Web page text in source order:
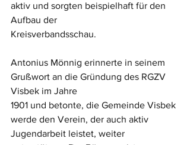
aktiv und sorgten beispielhaft für den
Aufbau der
Kreisverbandsschau.
Antonius Mönnig erinnerte in seinem
Grußwort an die Gründung des RGZV
Visbek im Jahre
1901 und betonte, die Gemeinde Visbek
werde den Verein, der auch aktiv
Jugendarbeit leistet, weiter